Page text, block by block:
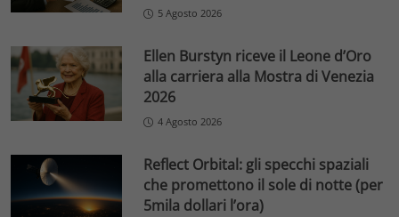
5 Agosto 2026
Ellen Burstyn riceve il Leone d’Oro
alla carriera alla Mostra di Venezia
2026
4 Agosto 2026
Reflect Orbital: gli specchi spaziali
che promettono il sole di notte (per
5mila dollari l’ora)